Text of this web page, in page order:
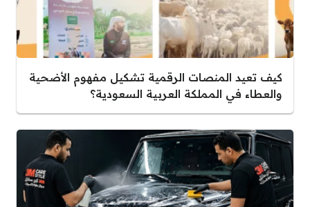
كيف تعيد المنصات الرقمية تشكيل مفهوم الأضحية
والعطاء في المملكة العربية السعودية؟